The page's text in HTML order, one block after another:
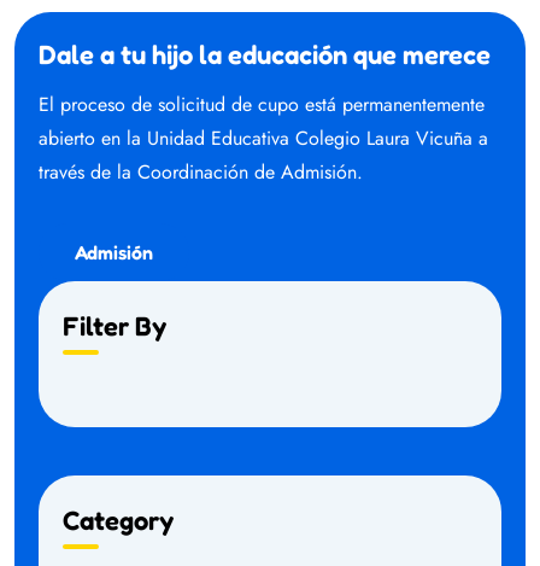
Dale a tu hijo la educación que merece
El proceso de solicitud de cupo está permanentemente
abierto en la Unidad Educativa Colegio Laura Vicuña a
través de la Coordinación de Admisión.
Admisión
Filter By
Category